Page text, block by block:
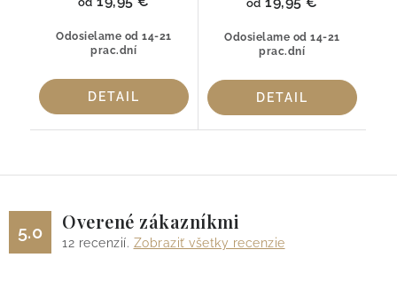
Odosielame od 14-21
prac.dní
DETAIL
Odosielame od 14-21
prac.dní
od
DETAIL
5.0 Overené zákazníkmi
12 recenzií. Zobraziť všetky recenzie